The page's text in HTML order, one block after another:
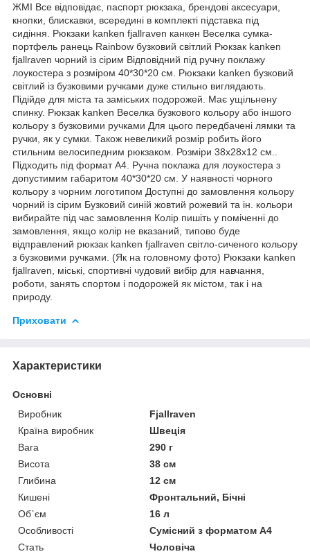
ЖМІ Все відповідає, паспорт рюкзака, брендові аксесуари,
кнопки, блискавки, всередині в комплекті підставка під
сидіння. Рюкзаки kanken fjallraven канкен Веселка сумка-
портфель ранець Rainbow бузковий світлий Рюкзак kanken
fjallraven чорний із сірим Відповідний під ручну поклажу
лоукостера з розміром 40*30*20 см. Рюкзаки kanken бузковий
світлий із бузковими ручками дуже стильно виглядають.
Підійде для міста та заміських подорожей. Має ущільнену
спинку. Рюкзак kanken Веселка бузкового кольору або іншого
кольору з бузковими ручками Для цього передбачені лямки та
ручки, як у сумки. Також невеликий розмір робить його
стильним велосипедним рюкзаком. Розміри 38х28х12 см..
Підходить під формат А4. Ручна поклажа для лоукостера з
допустимим габаритом 40*30*20 см. У наявності чорного
кольору з чорним логотипом Доступні до замовлення кольору
чорний із сірим Бузковий синій жовтий рожевий та ін. кольори
вибирайте під час замовлення Колір пишіть у поміченні до
замовлення, якщо колір не вказаний, типово буде
відправлений рюкзак kanken fjallraven світло-сиченого кольору
з бузковими ручками. (Як на головному фото) Рюкзаки kanken
fjallraven, міські, спортивні чудовий вибір для навчання,
роботи, занять спортом і подорожей як містом, так і на
природу.
Приховати
Характеристики
Основні
Виробник
Fjallraven
Країна виробник
Швеція
Вага
290 г
Висота
38 см
Глибина
12 см
Кишені
Фронтальний, Бічні
Об`єм
16 л
Особливості
Сумісний з форматом А4
Стать
Чоловіча